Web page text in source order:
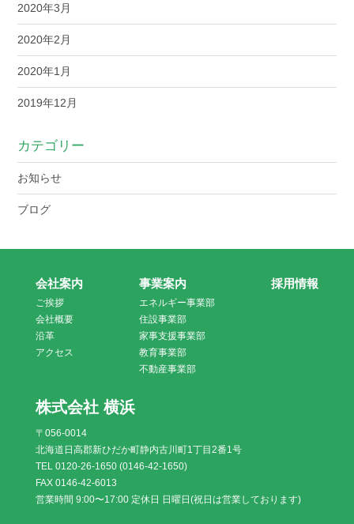
2020年3月
2020年2月
2020年1月
2019年12月
カテゴリー
お知らせ
ブログ
株式会社 横浜
〒056-0014
北海道日高郡新ひだか町静内古川町1丁目2番1号
TEL 0120-26-1650 (0146-42-1650)
FAX 0146-42-6013
営業時間 9:00〜17:00 定休日 日曜日(祝日は営業しております)
会社案内
ご挨拶
会社概要
沿革
アクセス
事業案内
エネルギー事業部
住設事業部
家事支援事業部
教育事業部
不動産事業部
採用情報